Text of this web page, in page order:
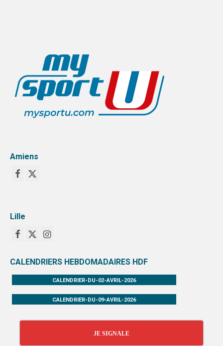
Amiens
Lille
CALENDRIERS HEBDOMADAIRES HDF
CALENDRIER-DU-02-AVRIL-2026
CALENDRIER-DU-09-AVRIL-2026
JE SIGNALE